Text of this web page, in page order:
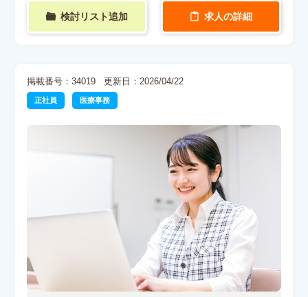
検討リスト追加 求人の詳細
掲載番号：34019 更新日：2026/04/22
正社員 医療事務